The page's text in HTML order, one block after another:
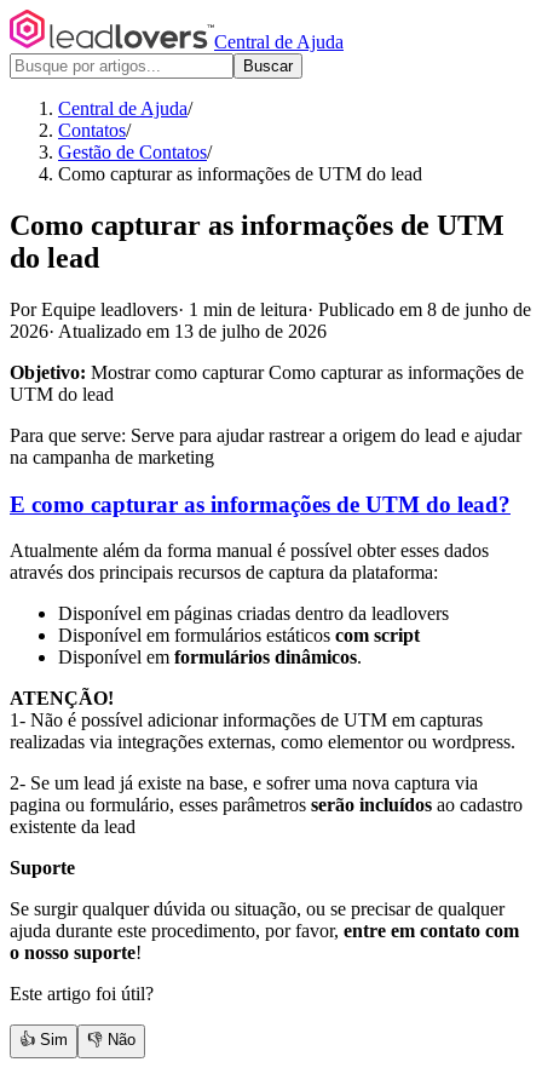
Central de Ajuda
Buscar
Central de Ajuda/
Contatos/
Gestão de Contatos/
Como capturar as informações de UTM do lead
Como capturar as informações de UTM
do lead
Por Equipe leadlovers· 1 min de leitura· Publicado em 8 de junho de
2026· Atualizado em 13 de julho de 2026
Objetivo: Mostrar como capturar Como capturar as informações de
UTM do lead
Para que serve: Serve para ajudar rastrear a origem do lead e ajudar
na campanha de marketing
E como capturar as informações de UTM do lead?
Atualmente além da forma manual é possível obter esses dados
através dos principais recursos de captura da plataforma:
Disponível em páginas criadas dentro da leadlovers
Disponível em formulários estáticos com script
Disponível em formulários dinâmicos.
ATENÇÃO!
1- Não é possível adicionar informações de UTM em capturas
realizadas via integrações externas, como elementor ou wordpress.
2- Se um lead já existe na base, e sofrer uma nova captura via
pagina ou formulário, esses parâmetros serão incluídos ao cadastro
existente da lead
Suporte
Se surgir qualquer dúvida ou situação, ou se precisar de qualquer
ajuda durante este procedimento, por favor, entre em contato com
o nosso suporte!
Este artigo foi útil?
👍 Sim 👎 Não